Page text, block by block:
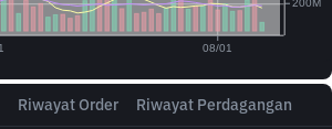
Riwayat Order Riwayat Perdagangan